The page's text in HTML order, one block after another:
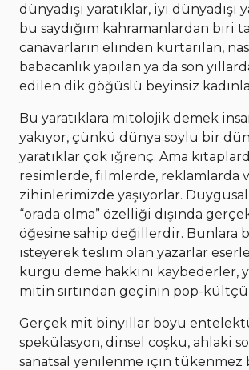
dünyadışı yaratıklar, iyi dünyadışı
bu saydığım kahramanlardan biri
canavarların elinden kurtarılan,
babacanlık yapılan ya da son
edilen dik göğüslü beyinsiz
Bu yaratıklara mitolojik demek
yakıyor, çünkü dünya soylu bir
yaratıklar çok iğrenç. Ama
resimlerde, filmlerde, reklamlarda
zihinlerimizde yaşıyorlar. Duygusal,
“orada olma” özelliği dışında
öğesine sahip değillerdir. Bunlara
isteyerek teslim olan yazarlar
kurgu deme hakkını kaybederler,
mitin sırtından geçinin pop-
Gerçek mit binyıllar boyu
spekülasyon, dinsel coşku, ahlaki
sanatsal yenilenme için tükenmez